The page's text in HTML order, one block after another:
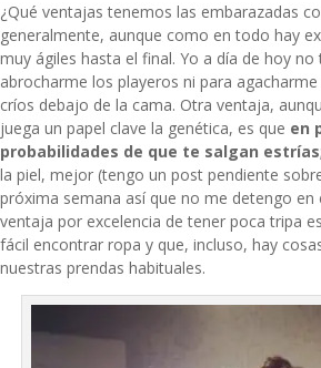
¿Qué ventajas tenemos las embarazadas
generalmente, aunque como en todo hay
muy ágiles hasta el final. Yo a día de hoy
abrocharme los playeros ni para
críos debajo de la cama. Otra ventaja,
juega un papel clave la genética, es que en
probabilidades de que te salgan estrías
la piel, mejor (tengo un post pendiente
próxima semana así que no me detengo en
ventaja por excelencia de tener poca tripa
fácil encontrar ropa y que, incluso, hay
nuestras prendas habituales.